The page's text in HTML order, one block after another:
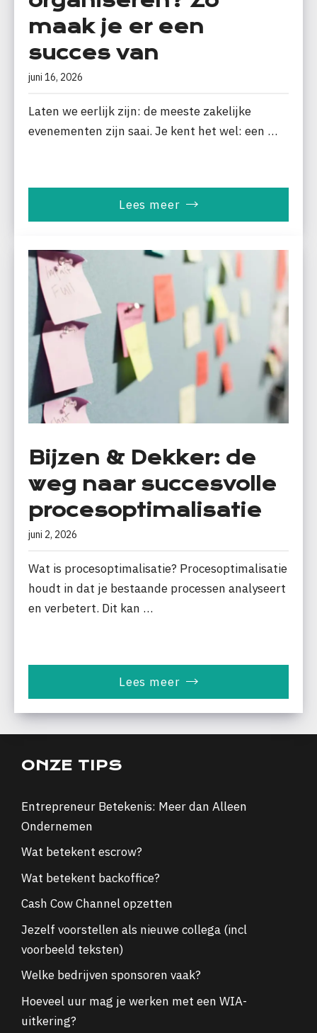
maak je er een
succes van
juni 16, 2026
Laten we eerlijk zijn: de meeste zakelijke
evenementen zijn saai. Je kent het wel: een …
Lees meer
Bijzen & Dekker: de
weg naar succesvolle
procesoptimalisatie
juni 2, 2026
Wat is procesoptimalisatie? Procesoptimalisatie
houdt in dat je bestaande processen analyseert
en verbetert. Dit kan …
Lees meer
ONZE TIPS
Entrepreneur Betekenis: Meer dan Alleen
Ondernemen
Wat betekent escrow?
Wat betekent backoffice?
Cash Cow Channel opzetten
Jezelf voorstellen als nieuwe collega (incl
voorbeeld teksten)
Welke bedrijven sponsoren vaak?
Hoeveel uur mag je werken met een WIA-
uitkering?